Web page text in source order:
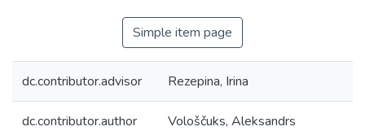
Simple item page
dc.contributor.advisor Rezepina, Irina
dc.contributor.author Vološčuks, Aleksandrs